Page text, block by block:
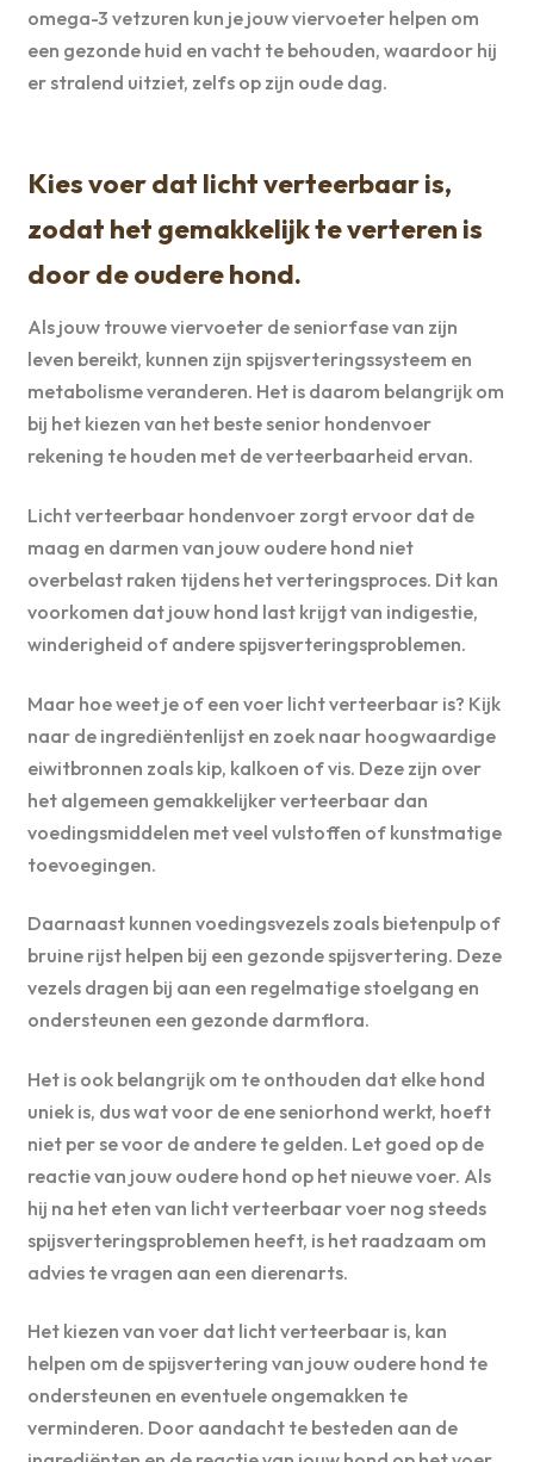
omega-3 vetzuren kun je jouw viervoeter helpen om
een gezonde huid en vacht te behouden, waardoor hij
er stralend uitziet, zelfs op zijn oude dag.
Kies voer dat licht verteerbaar is,
zodat het gemakkelijk te verteren is
door de oudere hond.
Als jouw trouwe viervoeter de seniorfase van zijn
leven bereikt, kunnen zijn spijsverteringssysteem en
metabolisme veranderen. Het is daarom belangrijk om
bij het kiezen van het beste senior hondenvoer
rekening te houden met de verteerbaarheid ervan.
Licht verteerbaar hondenvoer zorgt ervoor dat de
maag en darmen van jouw oudere hond niet
overbelast raken tijdens het verteringsproces. Dit kan
voorkomen dat jouw hond last krijgt van indigestie,
winderigheid of andere spijsverteringsproblemen.
Maar hoe weet je of een voer licht verteerbaar is? Kijk
naar de ingrediëntenlijst en zoek naar hoogwaardige
eiwitbronnen zoals kip, kalkoen of vis. Deze zijn over
het algemeen gemakkelijker verteerbaar dan
voedingsmiddelen met veel vulstoffen of kunstmatige
toevoegingen.
Daarnaast kunnen voedingsvezels zoals bietenpulp of
bruine rijst helpen bij een gezonde spijsvertering. Deze
vezels dragen bij aan een regelmatige stoelgang en
ondersteunen een gezonde darmflora.
Het is ook belangrijk om te onthouden dat elke hond
uniek is, dus wat voor de ene seniorhond werkt, hoeft
niet per se voor de andere te gelden. Let goed op de
reactie van jouw oudere hond op het nieuwe voer. Als
hij na het eten van licht verteerbaar voer nog steeds
spijsverteringsproblemen heeft, is het raadzaam om
advies te vragen aan een dierenarts.
Het kiezen van voer dat licht verteerbaar is, kan
helpen om de spijsvertering van jouw oudere hond te
ondersteunen en eventuele ongemakken te
verminderen. Door aandacht te besteden aan de